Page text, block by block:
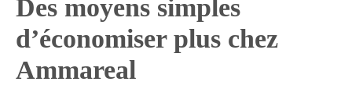
Des moyens simples
d’économiser plus chez
Ammareal